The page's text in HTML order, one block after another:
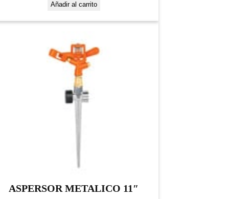
Añadir al carrito
ASPERSOR METALICO 11″